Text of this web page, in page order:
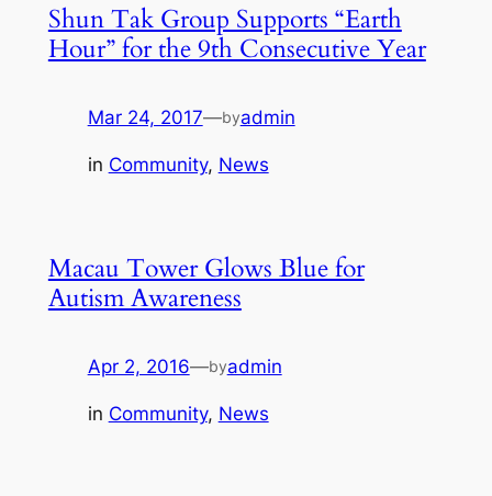
Shun Tak Group Supports “Earth
Hour” for the 9th Consecutive Year
Mar 24, 2017—byadmin
in Community, News
Macau Tower Glows Blue for
Autism Awareness
Apr 2, 2016—byadmin
in Community, News